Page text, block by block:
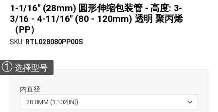
1-1/16" (28mm) 圆形伸缩包装管 - 高度: 3-
3/16 - 4-11/16" (80 - 120mm) 透明 聚丙烯
（PP）
SKU RTL028080PP00S
① 选择型号
内直径